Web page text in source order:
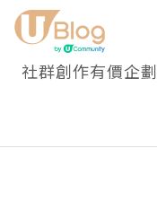
社群創作有價企劃